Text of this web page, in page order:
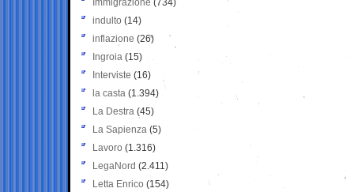
Immigrazione (734)
indulto (14)
inflazione (26)
Ingroia (15)
Interviste (16)
la casta (1.394)
La Destra (45)
La Sapienza (5)
Lavoro (1.316)
LegaNord (2.411)
Letta Enrico (154)